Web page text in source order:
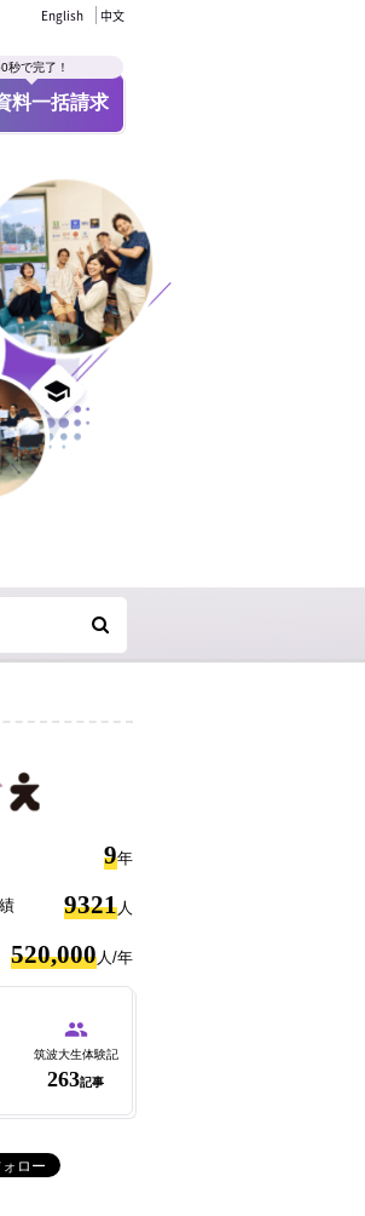
English 中文
秒で完了！
料一括請求
9年
9321 人
520,000 人/年
筑波大生体験記
263記事